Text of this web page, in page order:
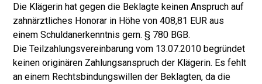
Die Klägerin hat gegen die Beklagte keinen Anspruch auf
zahnärztliches Honorar in Höhe von 408,81 EUR aus
einem Schuldanerkenntnis gern. § 780 BGB.
Die Teilzahlungsvereinbarung vom 13.07.2010 begründet
keinen originären Zahlungsanspruch der Klägerin. Es fehlt
an einem Rechtsbindungswillen der Beklagten, da die